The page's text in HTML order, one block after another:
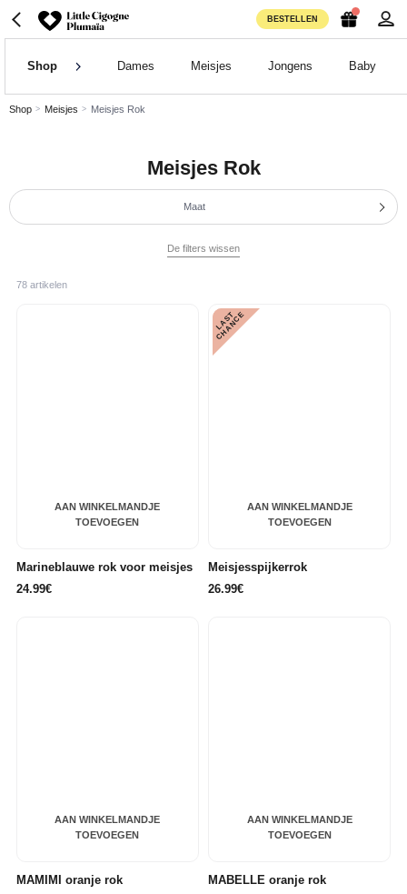
BESTELLEN
Shop Dames Meisjes Jongens Baby
Shop Meisjes Meisjes Rok
Meisjes Rok
Maat
De filters wissen
78 artikelen
AAN WINKELMANDJE
TOEVOEGEN
Marineblauwe rok voor meisjes
24.99€
AAN WINKELMANDJE
TOEVOEGEN
L
A
S
T
C
H
A
N
C
E
Meisjesspijkerrok
26.99€
AAN WINKELMANDJE
TOEVOEGEN
MAMIMI oranje rok
AAN WINKELMANDJE
TOEVOEGEN
MABELLE oranje rok